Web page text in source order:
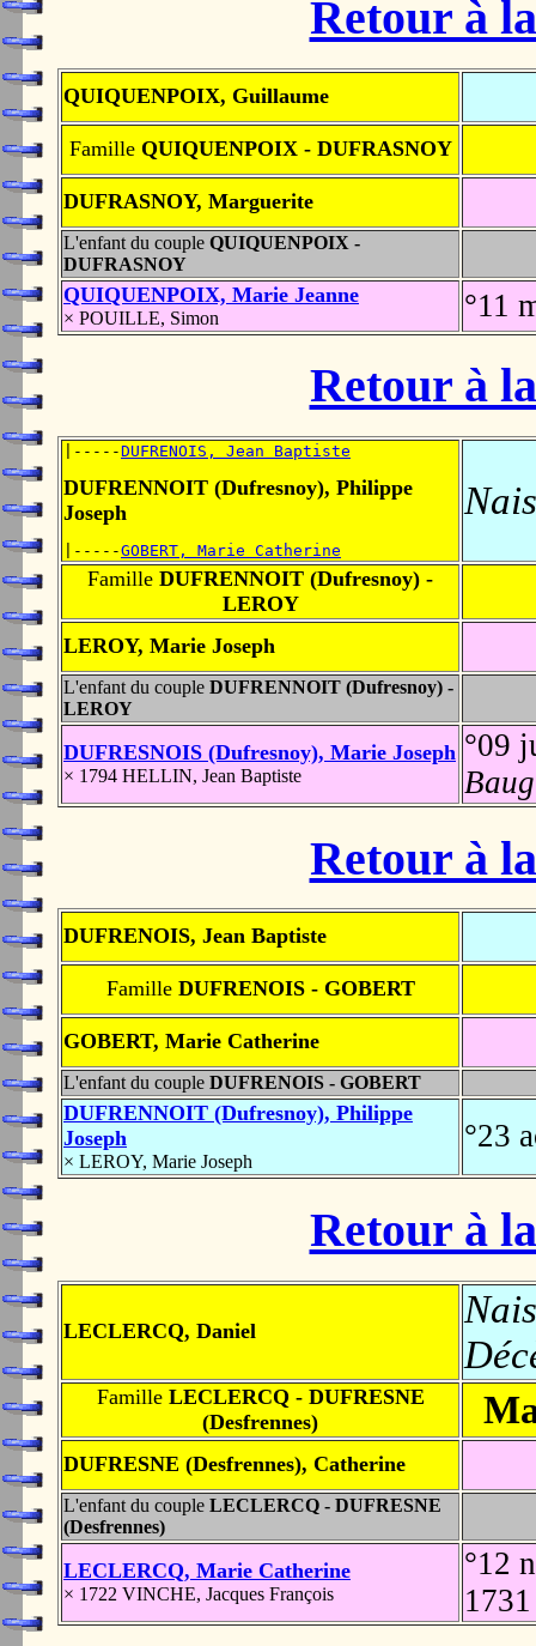
Retour à
QUIQUENPOIX, Guillaume
FamilleQUIQUENPOIX - DUFRASNOY
DUFRASNOY, Marguerite
L'enfant du couple QUIQUENPOIX -
DUFRASNOY
QUIQUENPOIX, Marie Jeanne
× POUILLE, Simon °11
Retour à
|-----DUFRENOIS, Jean Baptiste
DUFRENNOIT (Dufresnoy), Philippe
Joseph
|-----GOBERT, Marie Catherine
Famille DUFRENNOIT (Dufresnoy) -
LEROY
LEROY, Marie Joseph
L'enfant du couple DUFRENNOIT (Dufresnoy) -
LEROY
DUFRESNOIS (Dufresnoy), Marie Joseph
× 1794 HELLIN, Jean Baptiste
°09
Retour à
DUFRENOIS, Jean Baptiste
FamilleDUFRENOIS - GOBERT
GOBERT, Marie Catherine
L'enfant du couple DUFRENOIS - GOBERT
DUFRENNOIT (Dufresnoy), Philippe
Joseph
× LEROY, Marie Joseph
°23
Retour à
LECLERCQ, Daniel
FamilleLECLERCQ - DUFRESNE
(Desfrennes)
DUFRESNE (Desfrennes), Catherine
L'enfant du couple LECLERCQ - DUFRESNE
(Desfrennes)
LECLERCQ, Marie Catherine
× 1722 VINCHE, Jacques François
°12